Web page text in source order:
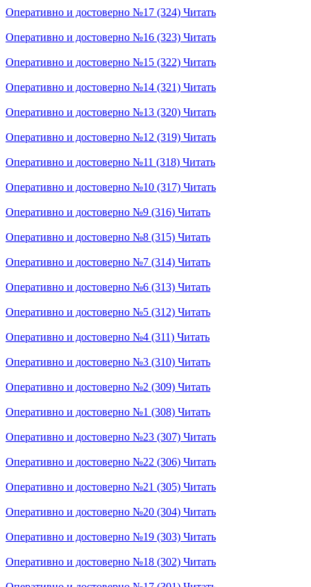
Оперативно и достоверно №17 (324) Читать
Оперативно и достоверно №16 (323) Читать
Оперативно и достоверно №15 (322) Читать
Оперативно и достоверно №14 (321) Читать
Оперативно и достоверно №13 (320) Читать
Оперативно и достоверно №12 (319) Читать
Оперативно и достоверно №11 (318) Читать
Оперативно и достоверно №10 (317) Читать
Оперативно и достоверно №9 (316) Читать
Оперативно и достоверно №8 (315) Читать
Оперативно и достоверно №7 (314) Читать
Оперативно и достоверно №6 (313) Читать
Оперативно и достоверно №5 (312) Читать
Оперативно и достоверно №4 (311) Читать
Оперативно и достоверно №3 (310) Читать
Оперативно и достоверно №2 (309) Читать
Оперативно и достоверно №1 (308) Читать
Оперативно и достоверно №23 (307) Читать
Оперативно и достоверно №22 (306) Читать
Оперативно и достоверно №21 (305) Читать
Оперативно и достоверно №20 (304) Читать
Оперативно и достоверно №19 (303) Читать
Оперативно и достоверно №18 (302) Читать